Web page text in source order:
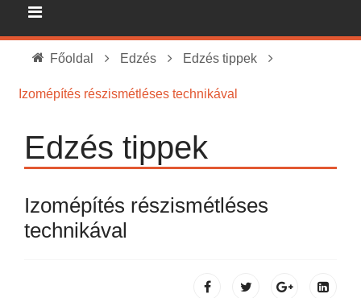
Főoldal Edzés Edzés tippek
Izomépítés részismétléses technikával
Edzés tippek
Izomépítés részismétléses
technikával